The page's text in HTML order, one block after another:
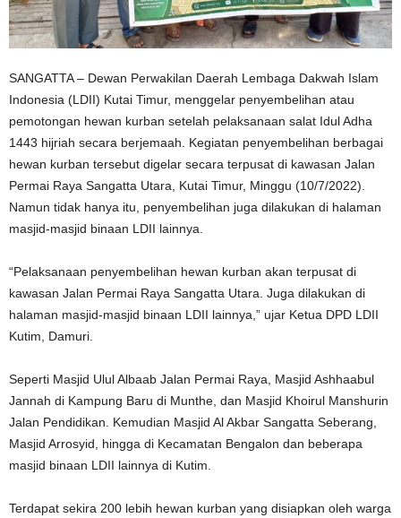
SANGATTA – Dewan Perwakilan Daerah Lembaga Dakwah Islam
Indonesia (LDII) Kutai Timur, menggelar penyembelihan atau
pemotongan hewan kurban setelah pelaksanaan salat Idul Adha
1443 hijriah secara berjemaah. Kegiatan penyembelihan berbagai
hewan kurban tersebut digelar secara terpusat di kawasan Jalan
Permai Raya Sangatta Utara, Kutai Timur, Minggu (10/7/2022).
Namun tidak hanya itu, penyembelihan juga dilakukan di halaman
masjid-masjid binaan LDII lainnya.
“Pelaksanaan penyembelihan hewan kurban akan terpusat di
kawasan Jalan Permai Raya Sangatta Utara. Juga dilakukan di
halaman masjid-masjid binaan LDII lainnya,” ujar Ketua DPD LDII
Kutim, Damuri.
Seperti Masjid Ulul Albaab Jalan Permai Raya, Masjid Ashhaabul
Jannah di Kampung Baru di Munthe, dan Masjid Khoirul Manshurin
Jalan Pendidikan. Kemudian Masjid Al Akbar Sangatta Seberang,
Masjid Arrosyid, hingga di Kecamatan Bengalon dan beberapa
masjid binaan LDII lainnya di Kutim.
Terdapat sekira 200 lebih hewan kurban yang disiapkan oleh warga